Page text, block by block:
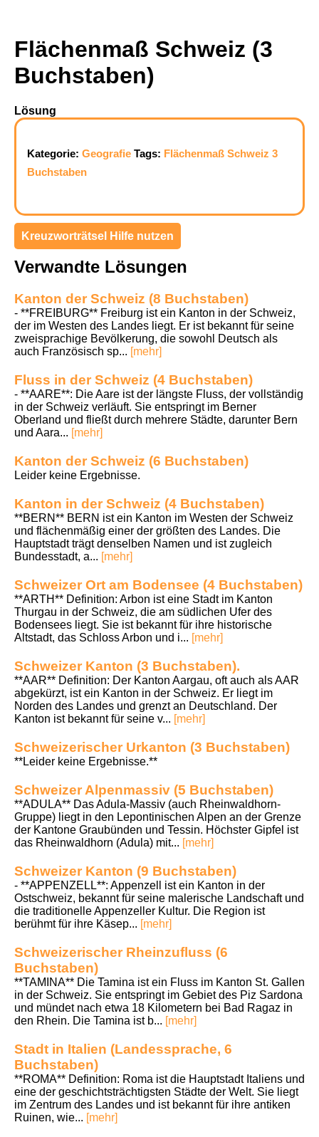
Flächenmaß Schweiz (3
Buchstaben)
Lösung
Kategorie: Geografie Tags: Flächenmaß Schweiz 3
Buchstaben
Kreuzworträtsel Hilfe nutzen
Verwandte Lösungen
Kanton der Schweiz (8 Buchstaben)
- **FREIBURG** Freiburg ist ein Kanton in der Schweiz,
der im Westen des Landes liegt. Er ist bekannt für seine
zweisprachige Bevölkerung, die sowohl Deutsch als
auch Französisch sp... [mehr]
Fluss in der Schweiz (4 Buchstaben)
- **AARE**: Die Aare ist der längste Fluss, der vollständig
in der Schweiz verläuft. Sie entspringt im Berner
Oberland und fließt durch mehrere Städte, darunter Bern
und Aara... [mehr]
Kanton der Schweiz (6 Buchstaben)
Leider keine Ergebnisse.
Kanton in der Schweiz (4 Buchstaben)
**BERN** BERN ist ein Kanton im Westen der Schweiz
und flächenmäßig einer der größten des Landes. Die
Hauptstadt trägt denselben Namen und ist zugleich
Bundesstadt, a... [mehr]
Schweizer Ort am Bodensee (4 Buchstaben)
**ARTH** Definition: Arbon ist eine Stadt im Kanton
Thurgau in der Schweiz, die am südlichen Ufer des
Bodensees liegt. Sie ist bekannt für ihre historische
Altstadt, das Schloss Arbon und i... [mehr]
Schweizer Kanton (3 Buchstaben).
**AAR** Definition: Der Kanton Aargau, oft auch als AAR
abgekürzt, ist ein Kanton in der Schweiz. Er liegt im
Norden des Landes und grenzt an Deutschland. Der
Kanton ist bekannt für seine v... [mehr]
Schweizerischer Urkanton (3 Buchstaben)
**Leider keine Ergebnisse.**
Schweizer Alpenmassiv (5 Buchstaben)
**ADULA** Das Adula-Massiv (auch Rheinwaldhorn-
Gruppe) liegt in den Lepontinischen Alpen an der Grenze
der Kantone Graubünden und Tessin. Höchster Gipfel ist
das Rheinwaldhorn (Adula) mit... [mehr]
Schweizer Kanton (9 Buchstaben)
- **APPENZELL**: Appenzell ist ein Kanton in der
Ostschweiz, bekannt für seine malerische Landschaft und
die traditionelle Appenzeller Kultur. Die Region ist
berühmt für ihre Käsep... [mehr]
Schweizerischer Rheinzufluss (6
Buchstaben)
**TAMINA** Die Tamina ist ein Fluss im Kanton St. Gallen
in der Schweiz. Sie entspringt im Gebiet des Piz Sardona
und mündet nach etwa 18 Kilometern bei Bad Ragaz in
den Rhein. Die Tamina ist b... [mehr]
Stadt in Italien (Landessprache, 6
Buchstaben)
**ROMA** Definition: Roma ist die Hauptstadt Italiens und
eine der geschichtsträchtigsten Städte der Welt. Sie liegt
im Zentrum des Landes und ist bekannt für ihre antiken
Ruinen, wie... [mehr]